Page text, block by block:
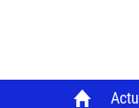
Actu